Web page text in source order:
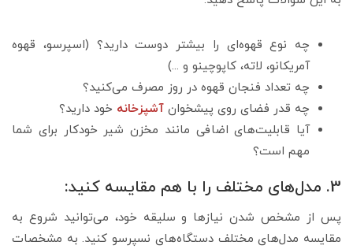
چه نوع قهوه‌ای را بیشتر دوست دارید؟ (اسپرسو، قهوه
آمریکانو، لاته، کاپوچینو و ...)
چه تعداد فنجان قهوه در روز مصرف می‌کنید؟
چه قدر فضای روی پیشخوان آشپزخانه خود دارید؟
آیا قابلیت‌های اضافی مانند مخزن شیر خودکار برای شما
مهم است؟
3. مدل‌های مختلف را با هم مقایسه کنید:
پس از مشخص شدن نیازها و سلیقه خود، می‌توانید شروع به
مقایسه مدل‌های مختلف دستگاه‌های نسپرسو کنید. به مشخصات